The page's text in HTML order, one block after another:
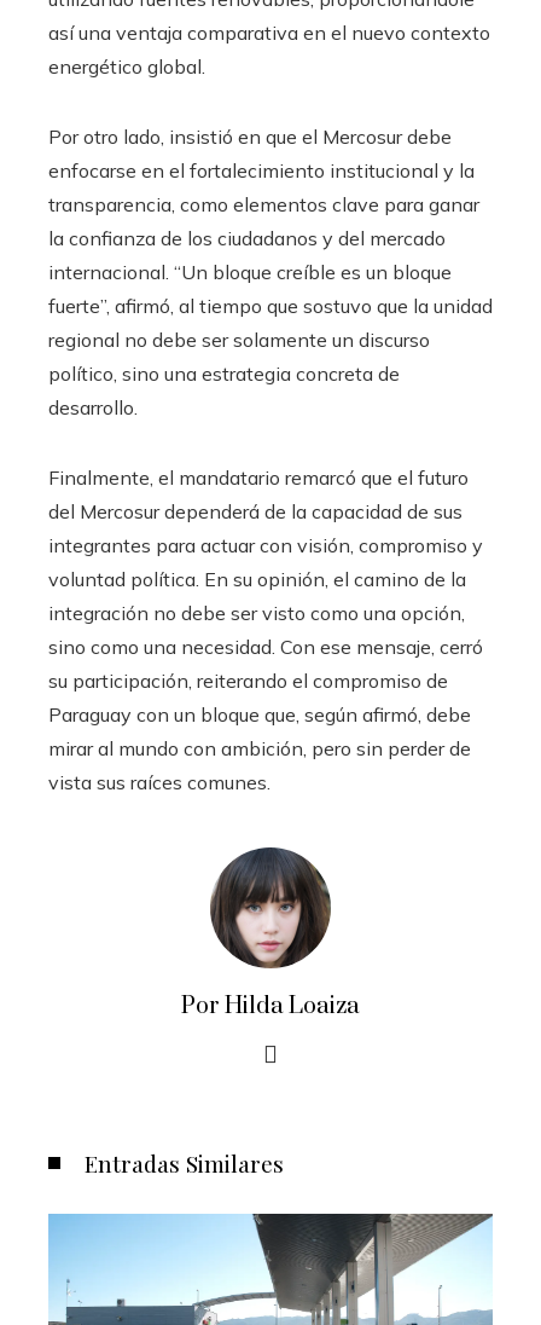
así una ventaja comparativa en el nuevo contexto
energético global.
Por otro lado, insistió en que el Mercosur debe
enfocarse en el fortalecimiento institucional y la
transparencia, como elementos clave para ganar
la confianza de los ciudadanos y del mercado
internacional. “Un bloque creíble es un bloque
fuerte”, afirmó, al tiempo que sostuvo que la unidad
regional no debe ser solamente un discurso
político, sino una estrategia concreta de
desarrollo.
Finalmente, el mandatario remarcó que el futuro
del Mercosur dependerá de la capacidad de sus
integrantes para actuar con visión, compromiso y
voluntad política. En su opinión, el camino de la
integración no debe ser visto como una opción,
sino como una necesidad. Con ese mensaje, cerró
su participación, reiterando el compromiso de
Paraguay con un bloque que, según afirmó, debe
mirar al mundo con ambición, pero sin perder de
vista sus raíces comunes.
Por Hilda Loaiza
Entradas Similares